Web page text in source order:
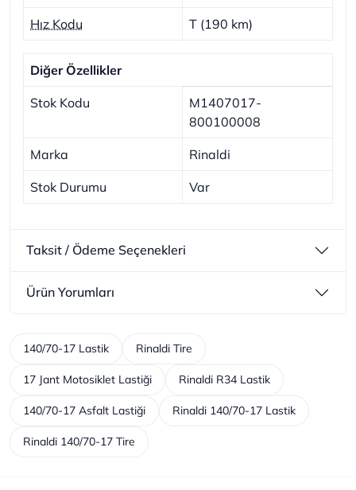
Hız Kodu T (190 km)
Diğer Özellikler
Stok Kodu
M1407017-
800100008
Marka Rinaldi
Stok Durumu Var
Taksit / Ödeme Seçenekleri
Ürün Yorumları
140/70-17 Lastik Rinaldi Tire
17 Jant Motosiklet Lastiği Rinaldi R34 Lastik
140/70-17 Asfalt Lastiği Rinaldi 140/70-17 Lastik
Rinaldi 140/70-17 Tire